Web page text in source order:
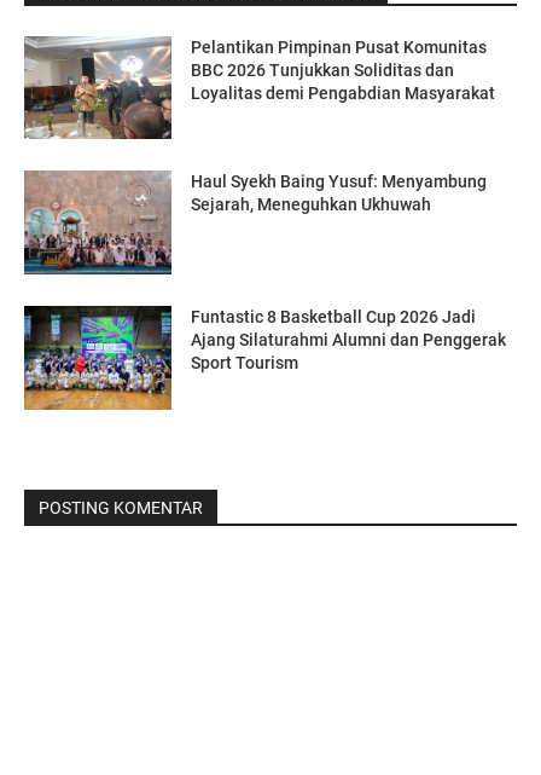
Pelantikan Pimpinan Pusat Komunitas
BBC 2026 Tunjukkan Soliditas dan
Loyalitas demi Pengabdian Masyarakat
Haul Syekh Baing Yusuf: Menyambung
Sejarah, Meneguhkan Ukhuwah
Funtastic 8 Basketball Cup 2026 Jadi
Ajang Silaturahmi Alumni dan Penggerak
Sport Tourism
POSTING KOMENTAR